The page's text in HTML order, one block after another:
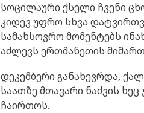
სოცილაური ქსელი ჩვენი
კიდევ უფრო სხვა
სამახსოვრო მომენტებს
აძლევს ერთმანეთის
დეკემბერი განახევრდა,
საათზე მთავარი ნაძვის
ჩაირთოს.